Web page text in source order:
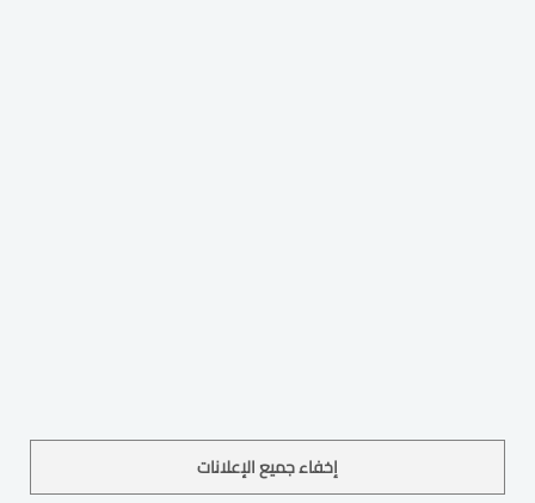
إخفاء جميع الإعلانات